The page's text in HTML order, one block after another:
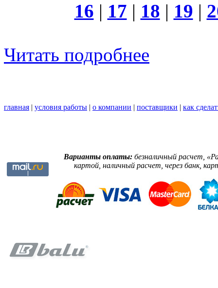
16 | 17 | 18 | 19 |
Читать подробнее
главная | условия работы | о компании | поставщики | как
Варианты оплаты: безналичный расчет,
картой, наличный расчет, через банк,